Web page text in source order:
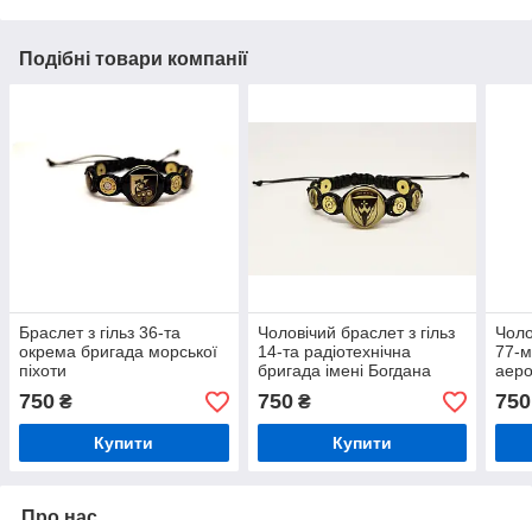
Подібні товари компанії
Браслет з гільз 36-та
окрема бригада морської
піхоти
750 ₴
Купити
Чоловічий браслет з гільз
14-та радіотехнічна
бригада імені Богдана
Хмельницького (14 РТБр)
750₴
Купити
77-
750